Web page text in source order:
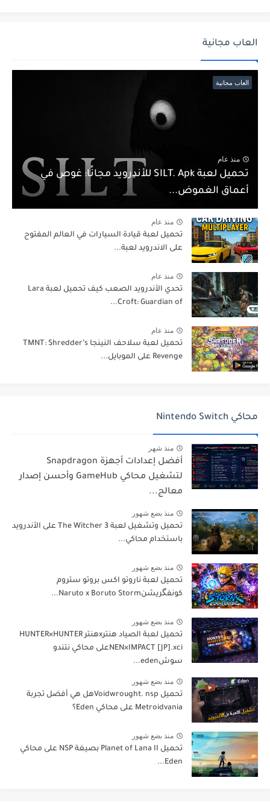
العاب مجانية
العاب مجانية
منذ عام
تحميل لعبة SILT. Apk للأندرويد مجانًا: غوص في
أعماق الغموض...
منذ عام
تحميل لعبة قيادة السيارات في العالم المفتوح
على الاندرويد لعبة...
منذ عام
تحدي الأندرويد الصعب كيف تحميل لعبة Lara
Croft: Guardian of...
منذ عام
تحميل لعبة سلاحف النينجا TMNT: Shredder’s
Revenge على الموبايل...
محاكي Nintendo Switch
منذ شهر
أفضل إعدادات أجهزة Snapdragon
لتشغيل محاكي GameHub وأحسن إصدار
معالج...
منذ بضع شهور
تحميل وتشغيل لعبة The Witcher 3 على الأندرويد
باستخدام محاكي...
منذ بضع شهور
تحميل لعبة ناروتو اكس بروتو ستروم
كونفگريشنNaruto x Boruto Storm...
منذ بضع شهور
تحميل لعبة الصياد هنترxهنتر HUNTER×HUNTER
NEN×IMPACT [JP].xciعلى محاكي نتندو
سوشeden...
منذ بضع شهور
تحميل Voidwrought. nspهل هي أفضل تجربة
Metroidvania على محاكي Eden؟
منذ بضع شهور
تحميل Planet of Lana II بصيغة NSP على محاكي
Eden...